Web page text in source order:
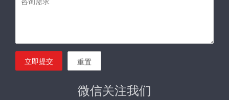
立即提交 重置
微信关注我们